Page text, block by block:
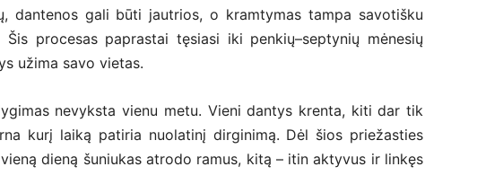
dantenos gali būti jautrios, o kramtymas tampa savotišku
procesas paprastai tęsiasi iki penkių–septynių mėnesių
užima savo vietas.
nevyksta vienu metu. Vieni dantys krenta, kiti dar tik
kurį laiką patiria nuolatinį dirginimą. Dėl šios priežasties
dieną šuniukas atrodo ramus, kitą – itin aktyvus ir linkęs